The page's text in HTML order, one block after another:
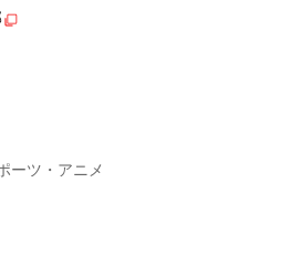
ーツ・アニメ